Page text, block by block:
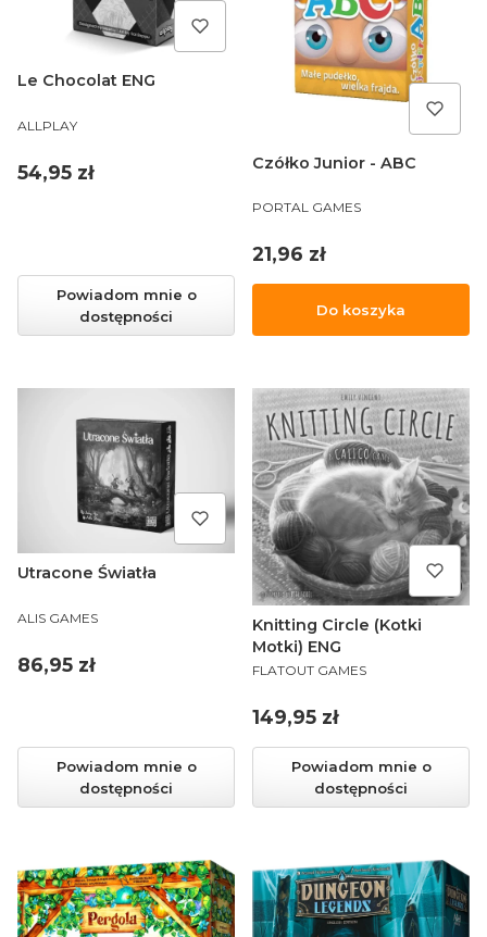
Le Chocolat ENG
PRODUCENT
ALLPLAY
Cena
54,95 zł
Powiadom mnie o
dostępności
Czółko Junior - ABC
PRODUCENT
PORTAL GAMES
Cena
21,96 zł
Do koszyka
Utracone Światła
PRODUCENT
ALIS GAMES
Cena
86,95 zł
Powiadom mnie o
dostępności
Knitting Circle (Kotki
Motki) ENG
PRODUCENT
FLATOUT GAMES
Cena
149,95 zł
Powiadom mnie o
dostępności